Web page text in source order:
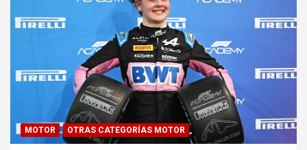
MOTOR OTRAS CATEGORÍAS MOTOR